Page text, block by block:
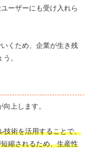
ーザーにも受け入れら
くため、企業が生き残
。
上します。
技術を活用することで、
縮されるため、生産性